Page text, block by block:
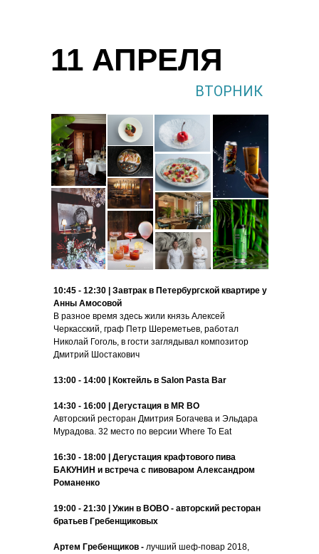
11 АПРЕЛЯ
10:45 - 12:30 | Завтрак в Петербургской квартире у
Анны Амосовой
В разное время здесь жили князь Алексей
Черкасский, граф Петр Шереметьев, работал
Николай Гоголь, в гости заглядывал композитор
Дмитрий Шостакович
13:00 - 14:00 | Коктейль в Salon Pasta Bar
14:30 - 16:00 | Дегустация в MR BO
Авторский ресторан Дмитрия Богачева и Эльдара
Мурадова. 32 место по версии Where To Eat
16:30 - 18:00 | Дегустация крафтового пива
БАКУНИН и встреча с пивоваром Александром
Романенко
19:00 - 21:30 | Ужин в BOBO - авторский ресторан
братьев Гребенщиковых
Артем Гребенщиков - лучший шеф-повар 2018,
ВТОРНИК